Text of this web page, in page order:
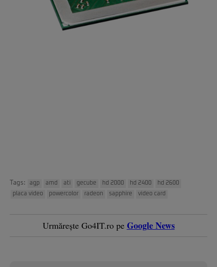
Tags: agp amd ati gecube hd 2000 hd 2400
hd 2600
placa video
powercolor radeon sapphire video card
Urmărește Go4IT.ro pe Google News